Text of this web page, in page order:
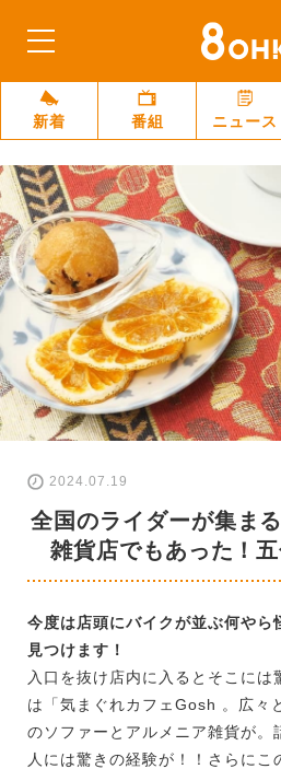
新着 番組 ニュース
2024.07.19
全国のライダーが集ま
雑貨店でもあった！
今度は店頭にバイクが並ぶ何やら
見つけます！
入口を抜け店内に入るとそこには
は「気まぐれカフェGosh 。広々
のソファーとアルメニア雑貨が。
人には驚きの経験が！！さらにこ